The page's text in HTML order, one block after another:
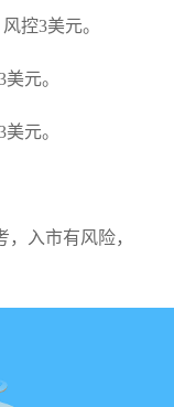
控3美元。
元。
元。
入市有风险，